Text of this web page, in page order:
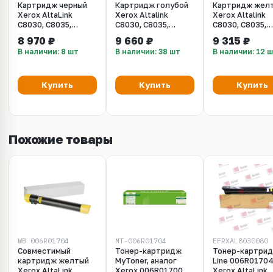
Картридж черный
Xerox AltaLink
C8030, C8035,
C8055, C8070.
Ресурс 26000 стр.
8 970 ₽
В наличии: 8 шт
Купить
Картридж голубой
Xerox Altalink
C8030, C8035,
C8055, C8070.
Ресурс 15000 стр.
9 660 ₽
В наличии: 38 шт
Купить
Картридж
Xerox Altalink
C8030, C8035,
C8055, C8070.
Ресурс 15000
9 315 ₽
В наличии: 12
Купить
Похожие товары
WB 006R01704
Совместимый
картридж желтый
MT-006R01704
Тонер-картридж
MyToner, аналог
EFRXAL8030080
Тонер-
Line